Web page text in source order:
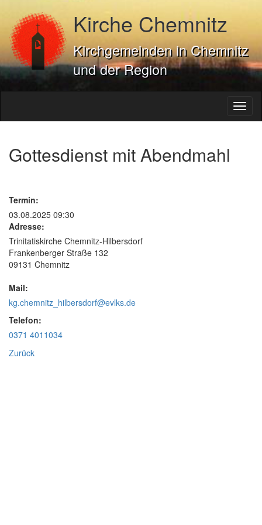
Kirche Chemnitz
Kirchgemeinden in Chemnitz
und der Region
Gottesdienst mit Abendmahl
Termin:
03.08.2025 09:30
Adresse:
Trinitatiskirche Chemnitz-Hilbersdorf
Frankenberger Straße 132
09131 Chemnitz
Mail:
kg.chemnitz_hilbersdorf@evlks.de
Telefon:
0371 4011034
Zurück